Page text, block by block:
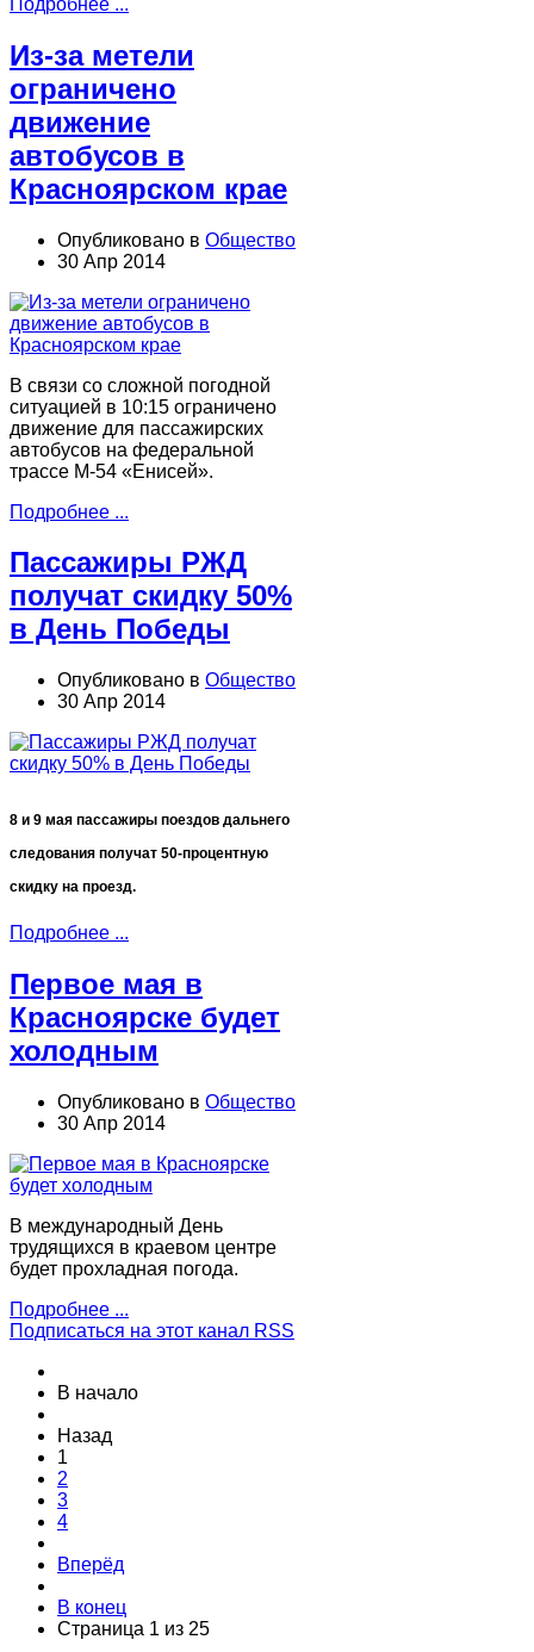
Из-за метели
ограничено
движение
автобусов в
Красноярском крае
Опубликовано в Общество
30 Апр 2014
В связи со сложной погодной
ситуацией в 10:15 ограничено
движение для пассажирских
автобусов на федеральной
трассе М-54 «Енисей».
Подробнее ...
Пассажиры РЖД
получат скидку 50%
в День Победы
Опубликовано в Общество
30 Апр 2014
8 и 9 мая пассажиры поездов дальнего
следования получат 50-процентную
скидку на проезд.
Подробнее ...
Первое мая в
Красноярске будет
холодным
Опубликовано в Общество
30 Апр 2014
В международный День
трудящихся в краевом центре
будет прохладная погода.
Подробнее ...
Подписаться на этот канал RSS
В начало
Назад
1
2
3
4
Вперёд
В конец
Страница 1 из 25